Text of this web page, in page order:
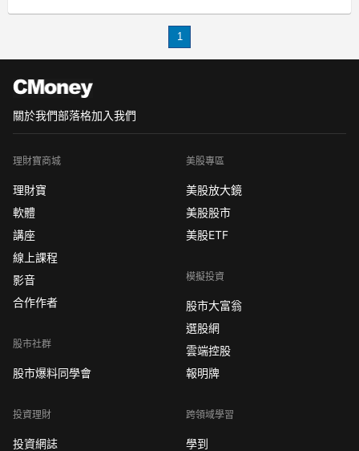
(晨暉)……1
關於我們部落格加入我們
理財寶商城
理財寶
軟體
講座
線上課程
影音
合作作者
股市社群
股市爆料同學會
投資理財
投資網誌
美股專區
美股放大鏡
美股股市
美股ETF
模擬投資
股市大富翁
選股網
雲端控股
報明牌
跨領域學習
學到